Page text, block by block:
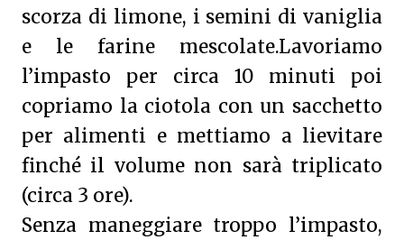
scorza di limone, i semini di vaniglia
e le farine mescolate.Lavoriamo
l’impasto per circa 10 minuti poi
copriamo la ciotola con un sacchetto
per alimenti e mettiamo a lievitare
finché il volume non sarà triplicato
(circa 3 ore).
Senza maneggiare troppo l’impasto,